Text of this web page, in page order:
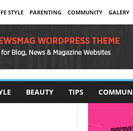
STYLE PARENTING COMMUNITY
GALERY
BEAUTY TIPS